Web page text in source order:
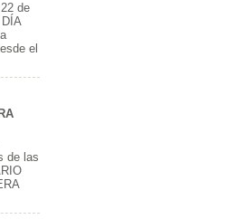
de
el
de las